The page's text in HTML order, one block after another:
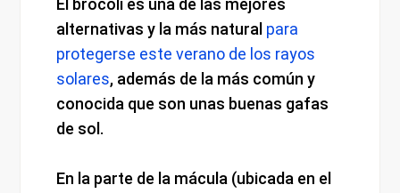
El brócoli es una de las mejores
alternativas y la más natural para
protegerse este verano de los rayos
solares, además de la más común y
conocida que son unas buenas gafas
de sol.
En la parte de la mácula (ubicada en el